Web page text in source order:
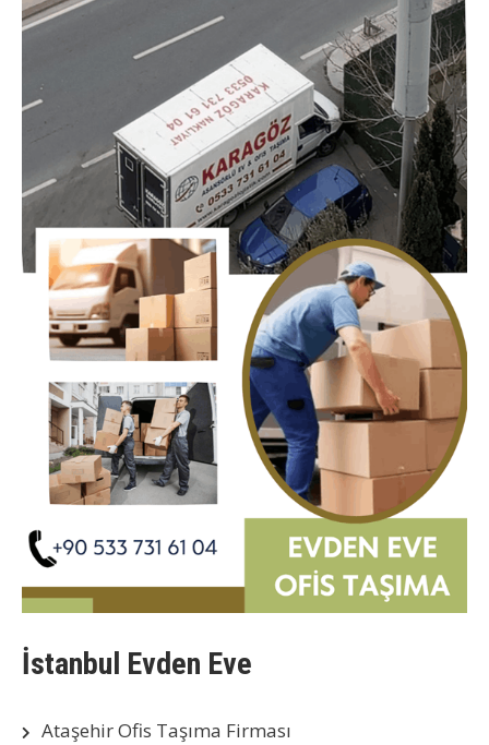
İstanbul Evden Eve
Ataşehir Ofis Taşıma Firması